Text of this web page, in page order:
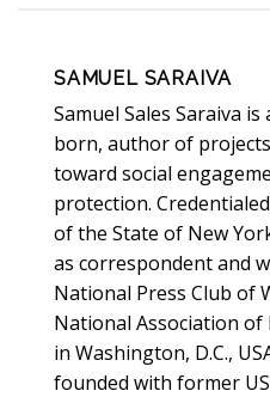
SAMUEL SARAIVA
Samuel Sales Saraiva
born, author of
toward social
protection.
of the State of New
as correspondent and
National Press Club of
National Association of
in Washington, D.C.,
founded with former